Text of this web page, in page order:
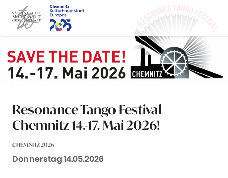
Zum Inhalt springen
Resonance Tango Festival
Chemnitz 14.-17. Mai 2026!
CHEMNITZ 2026
Datum:
Donnerstag 14.05.2026